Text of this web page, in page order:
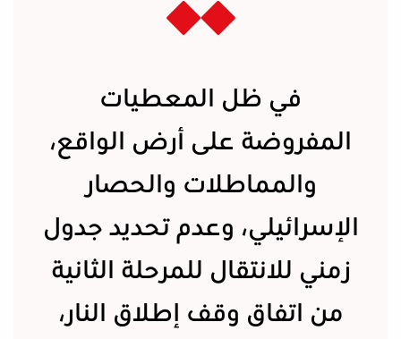
في ظل المعطيات
المفروضة على أرض الواقع،
والمماطلات والحصار
الإسرائيلي، وعدم تحديد جدول
زمني للانتقال للمرحلة الثانية
من اتفاق وقف إطلاق النار،